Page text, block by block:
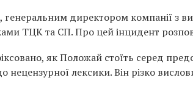
директором компанії з
ТЦК та СП. Про цей інцидент
як Положай стоїть серед
нецензурної лексики. Він різко